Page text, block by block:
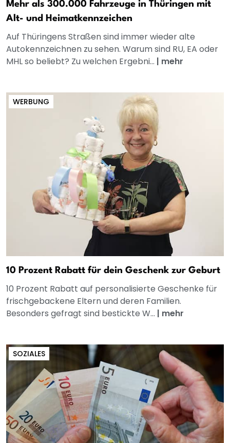
Mehr als 300.000 Fahrzeuge in Thüringen mit
Alt- und Heimatkennzeichen
Auf Thüringens Straßen sind immer wieder alte
Autokennzeichnen zu sehen. Warum sind RU, EA oder
MHL so beliebt? Zu welchen Ergebni... | mehr
WERBUNG
10 Prozent Rabatt für dein Geschenk zur Geburt
10 Prozent Rabatt auf personalisierte Geschenke für
frischgebackene Eltern und deren Familien.
Besonders gefragt sind bestickte W... | mehr
SOZIALES